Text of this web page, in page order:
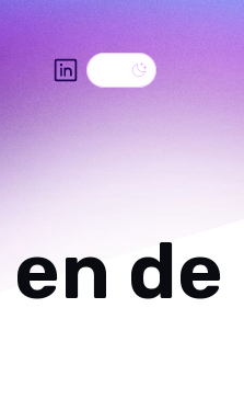
LinkedIn
Dark theme
de